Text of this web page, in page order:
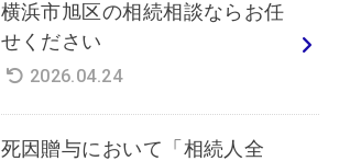
横浜市旭区の相続相談ならお任
せください
2026.04.24
死因贈与において「相続人全